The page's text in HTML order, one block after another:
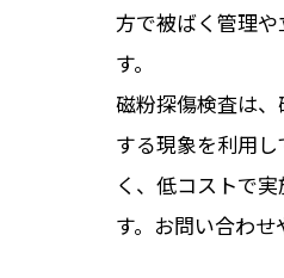
方で被ばく管理
す。
磁粉探傷検査は
する現象を利用
く、低コストで
す。お問い合わ